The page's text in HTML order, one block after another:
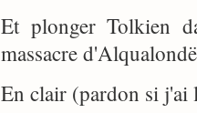
Et plonger Tolkien
massacre
En clair (pardon si j'ai